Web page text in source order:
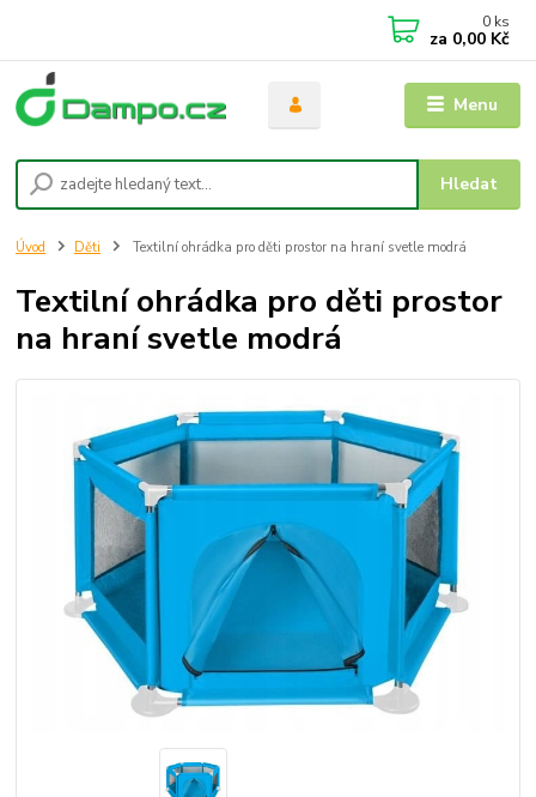
Menu
Hledat
0 ks
za 0,00 Kč
Úvod Děti Textilní ohrádka pro děti prostor na hraní svetle modrá
Textilní ohrádka pro děti prostor
na hraní svetle modrá